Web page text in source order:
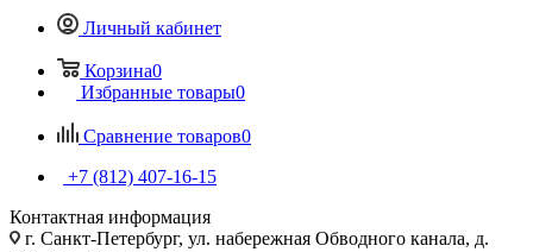
Личный кабинет
Корзина0
Избранные товары0
Сравнение товаров0
+7 (812) 407-16-15
Контактная информация
г. Санкт-Петербург, ул. набережная Обводного канала, д.